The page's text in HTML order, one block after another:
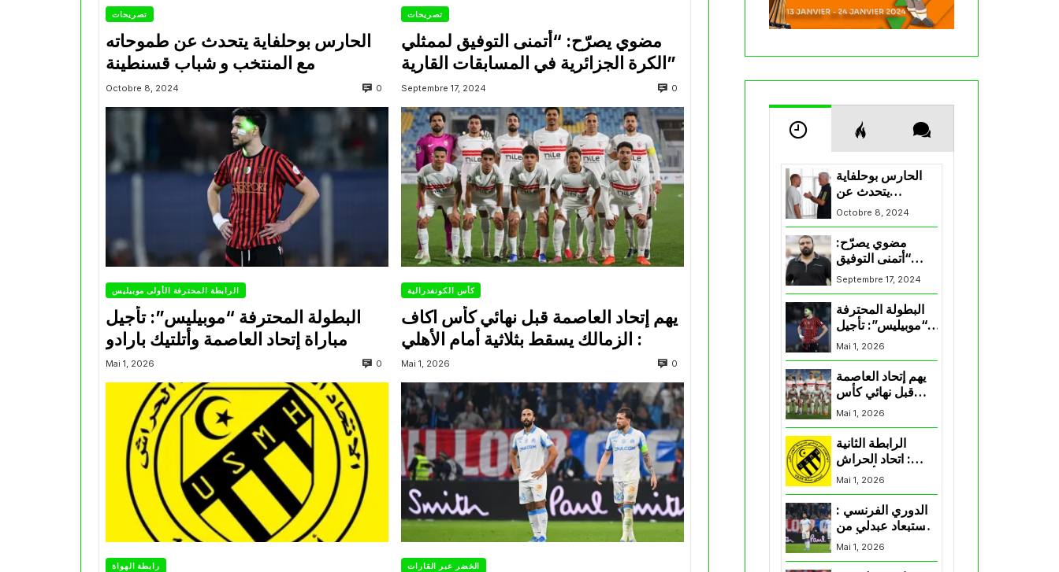
تصريحات
الحارس بوحلفاية يتحدث عن طموحاته
مع المنتخب و شباب قسنطينة
Octobre 8, 2024 0
تصريحات
مضوي يصرّح: “أتمنى التوفيق لممثلي
الكرة الجزائرية في المسابقات القارية”
Septembre 17, 2024 0
الرابطة المحترفة الأولى موبيليس
البطولة المحترفة “موبيليس”: تأجيل
مباراة إتحاد العاصمة وأتلتيك بارادو
Mai 1, 2026 0
كأس الكونفدرالية
يهم إتحاد العاصمة قبل نهائي كأس اكاف
Mai 1, 2026 0
رابطة الهواة الخضر عبر القارات
الحارس بوحلفاية
يتحدث عن
طموحاته مع
المنتخب و شباب
قسنطينة
Octobre 8, 2024
مضوي يصرّح:
“أتمنى التوفيق
لممثلي الكرة
الجزائرية في
Septembre 17, 2024
البطولة المحترفة
“موبيليس”: تأجيل
مباراة إتحاد
العاصمة وأتلتيك
بارادو
Mai 1, 2026
يهم إتحاد العاصمة
قبل نهائي كأس
اكاف : الزمالك
يسقط بثلاثية أمام
Mai 1, 2026
الرابطة الثانية
: اتحاد الحراش
يحسم التأهل إلى
“البلاي أوف”
Mai 1, 2026
الدوري الفرنسي :
استبعاد عبدلي من
قائمة مرسيليا أمام
Mai 1, 2026